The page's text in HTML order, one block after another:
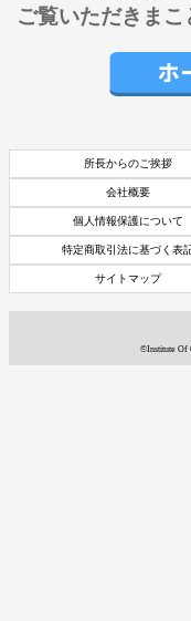
ご覧いただきまこ
所長からのご挨拶
会社概要
個人情報保護について
特定商取引法に基づく表
サイトマップ
©Institute Of